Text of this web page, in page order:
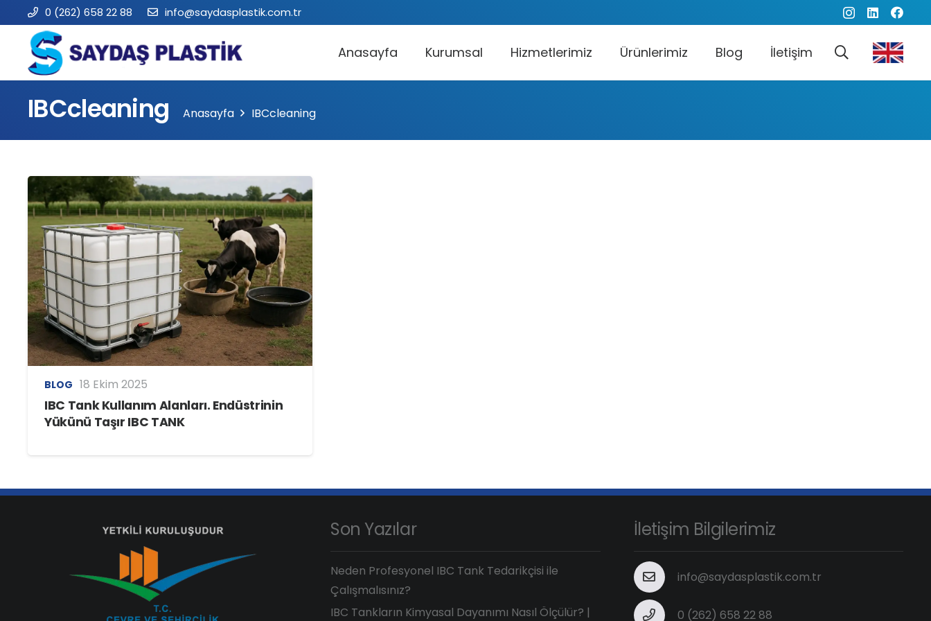
0 (262) 658 22 88 info@saydasplastik.com.tr
Anasayfa Kurumsal Hizmetlerimiz Ürünlerimiz Blog İletişim
IBCcleaning Anasayfa IBCcleaning
BLOG 18 Ekim 2025
IBC Tank Kullanım Alanları. Endüstrinin
Yükünü Taşır IBC TANK
Son Yazılar
Neden Profesyonel IBC Tank Tedarikçisi ile
Çalışmalısınız?
IBC Tankların Kimyasal Dayanımı Nasıl Ölçülür? |
İletişim Bilgilerimiz
info@saydasplastik.com.tr
0 (262) 658 22 88